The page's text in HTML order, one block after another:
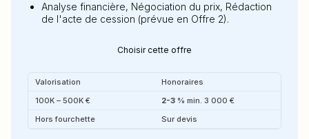
Analyse financière, Négociation du prix, Rédaction
de l'acte de cession (prévue en Offre 2).
Choisir cette offre
Valorisation
Honoraires
100K – 500K €
2-3 % min. 3 000 €
Hors fourchette
Sur devis